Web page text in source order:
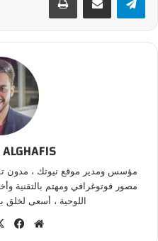
مؤسس ومدير موقع نيوتك ، مدون
مصور فوتوغرافي ومهتم بالتقنية
اللوحية ، أسعى لخلق
موق